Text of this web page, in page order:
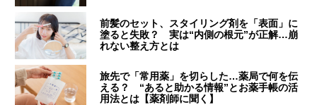
前髪のセット、スタイリング剤を「表面」に
塗ると失敗？ 実は“内側の根元”が正解…崩
れない整え方とは
旅先で「常用薬」を切らした…薬局で何を伝
える？ “あると助かる情報”とお薬手帳の活
用法とは【薬剤師に聞く】